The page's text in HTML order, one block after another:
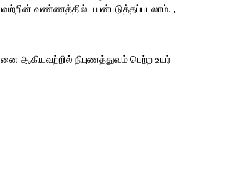
வண்ணத்தில் பயன்படுத்தப்படலாம். ,
ஆகியவற்றில் நிபுணத்துவம் பெற்ற உயர்